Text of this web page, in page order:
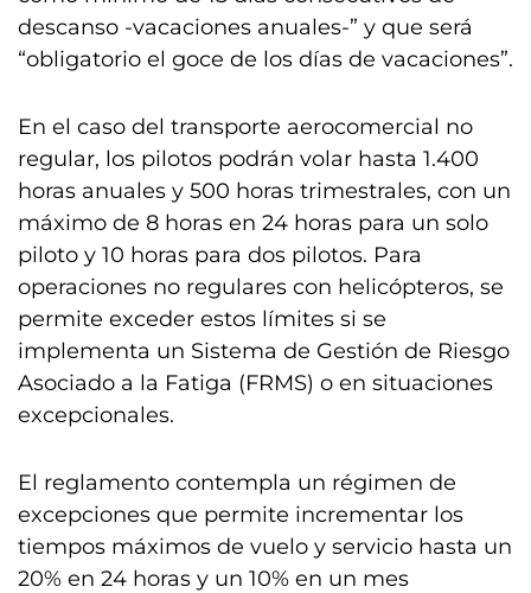
descanso -vacaciones anuales-” y que será
“obligatorio el goce de los días de vacaciones”.
En el caso del transporte aerocomercial no
regular, los pilotos podrán volar hasta 1.400
horas anuales y 500 horas trimestrales, con un
máximo de 8 horas en 24 horas para un solo
piloto y 10 horas para dos pilotos. Para
operaciones no regulares con helicópteros, se
permite exceder estos límites si se
implementa un Sistema de Gestión de Riesgo
Asociado a la Fatiga (FRMS) o en situaciones
excepcionales.
El reglamento contempla un régimen de
excepciones que permite incrementar los
tiempos máximos de vuelo y servicio hasta un
20% en 24 horas y un 10% en un mes